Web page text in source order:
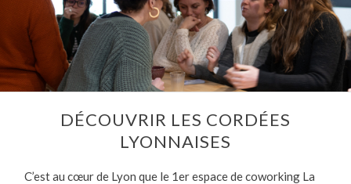
DÉCOUVRIR LES CORDÉES
LYONNAISES
C’est au cœur de Lyon que le 1erespace de coworking La